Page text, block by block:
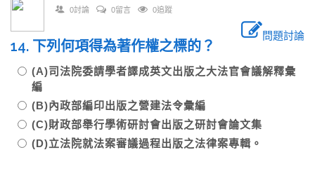
0討論 0留言 0追蹤
問題討論
14. 下列何項得為著作權之標的？
(A)司法院委請學者譯成英文出版之大法官會議解釋彙
編
(B)內政部編印出版之營建法令彙編
(C)財政部舉行學術研討會出版之研討會論文集
(D)立法院就法案審議過程出版之法律案專輯。